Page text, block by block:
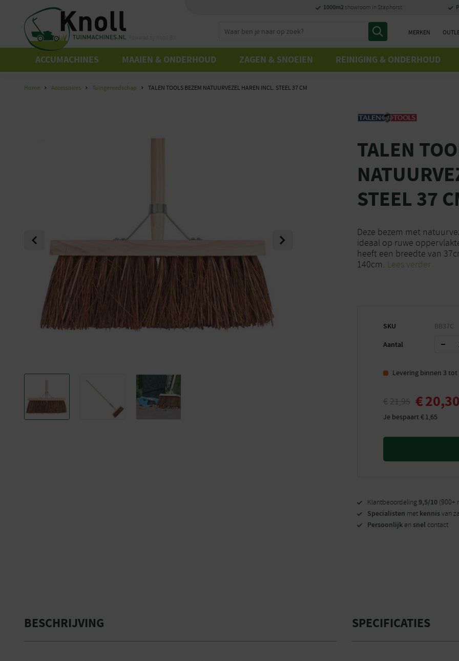
1000m2 showroom in Staphorst
MERKEN
ACCUMACHINES MAAIEN & ONDERHOUD ZAGEN & SNOEIEN REINIGING & ONDERHOUD
Home Accessoires Tuingereedschap TALEN TOOLS BEZEM NATUURVEZEL HAREN INCL. STEEL 37 CM
Previous Next
TALEN
STEEL 37
Deze bezem met
ideaal op ruwe
heeft een breedte van
140cm. Lees verder
SKU BB37C
Aantal
Levering binnen 3 tot
€21,95 €20,30
Je bespaart€1,65
Klantbeoordeling9,5/10 (900+
Specialisten met kennisvan
Persoonlijk en snel contact
BESCHRIJVING SPECIFICATIES